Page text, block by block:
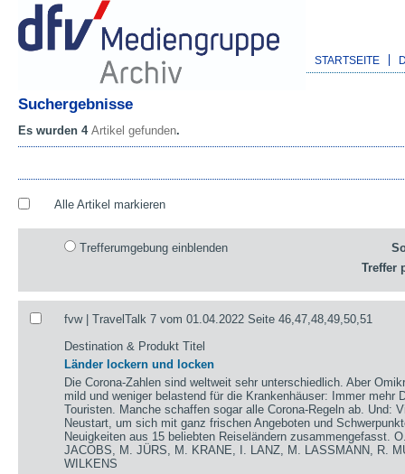
STARTSEITE
Suchergebnisse
Es wurden 4 Artikel gefunden.
Alle Artikel markieren
Trefferumgebung einblenden
Treffer
fvw | TravelTalk 7 vom 01.04.2022 Seite 46,47,48,49,50,51
Destination & Produkt Titel
Länder lockern und locken
Die Corona-Zahlen sind weltweit sehr unterschiedlich. Aber
mild und weniger belastend für die Krankenhäuser: Immer mehr
Touristen. Manche schaffen sogar alle Corona-Regeln ab. Und:
Neustart, um sich mit ganz frischen Angeboten und
Neuigkeiten aus 15 beliebten Reiseländern zusammengefasst.
JACOBS, M. JÜRS, M. KRANE, I. LANZ, M. LASSMANN, R.
WILKENS